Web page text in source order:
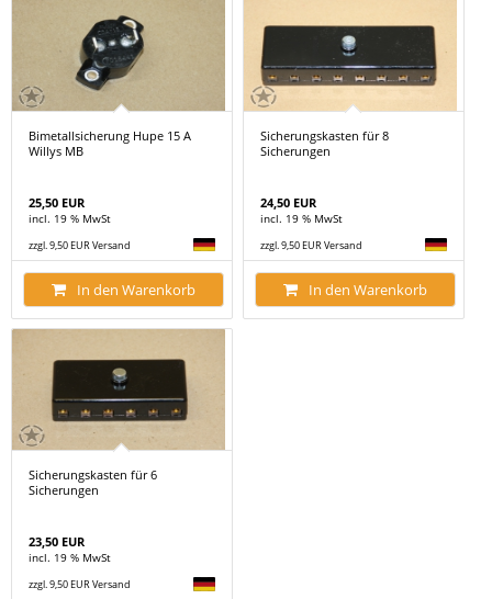
Bimetallsicherung Hupe 15 A
Willys MB
25,50 EUR
incl. 19 % MwSt
zzgl. 9,50 EUR Versand
In den Warenkorb
Sicherungskasten für 8
Sicherungen
24,50 EUR
incl. 19 % MwSt
zzgl. 9,50 EUR Versand
In den Warenkorb
Sicherungskasten für 6
Sicherungen
23,50 EUR
incl. 19 % MwSt
zzgl. 9,50 EUR Versand